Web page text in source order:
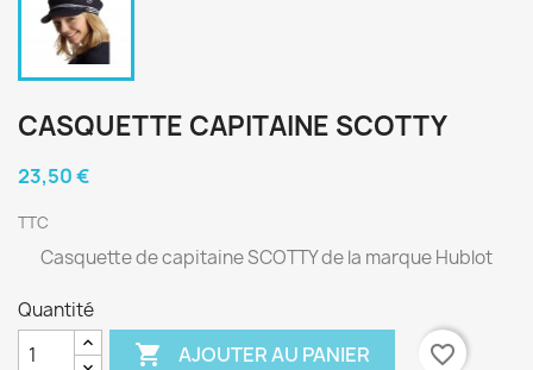
CASQUETTE CAPITAINE SCOTTY
23,50 €
TTC
Casquette de capitaine SCOTTY de la marque Hublot
Quantité
 AJOUTER AU PANIER favorite_border